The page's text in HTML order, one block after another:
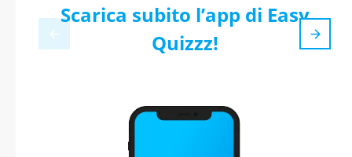
Scarica subito l’app di Easy
Quizzz!